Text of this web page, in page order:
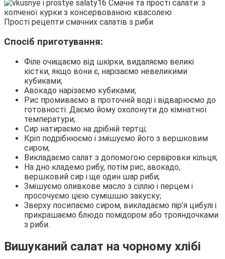
Прості рецепти смачних салатів з риби
Спосіб приготування:
Філе очищаємо від шкірки, видаляємо великі
кістки, якщо вони є, нарізаємо невеликими
кубиками;
Авокадо нарізаємо кубиками;
Рис промиваємо в проточній воді і відварюємо до
готовності. Даємо йому охолонути до кімнатної
температури;
Сир натираємо на дрібній тертці;
Кріп подрібнюємо і змішуємо його з вершковим
сиром;
Викладаємо салат з допомогою сервіровки кільця;
На дно кладемо рибу, потім рис, авокадо,
вершковий сир і ще один шар риби;
Змішуємо оливкове масло з сіллю і перцем і
просочуємо цією сумішшю закуску;
Зверху посипаємо сиром, викладаємо пір’я цибулі і
прикрашаємо блюдо помідором або трояндочками
з риби.
Вишуканий салат на чорному хлібі